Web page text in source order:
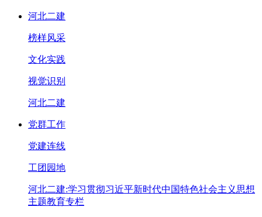
河北二建
榜样风采
文化实践
视觉识别
河北二建
党群工作
党建连线
工团园地
河北二建:学习贯彻习近平新时代中国特色社会主义思想
主题教育专栏